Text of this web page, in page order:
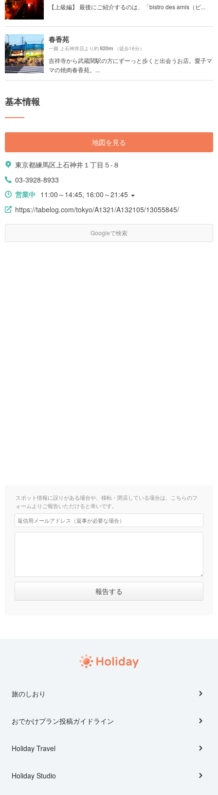
【上級編】 最後にご紹介するのは、「bistro des amis（ビ...
春香苑
一圓 上石神井店より約920m （徒歩16分）
吉祥寺から武蔵関駅の方にずーっと歩くと出会うお店。愛子マ
マの焼肉春香苑。...
基本情報
地図を見る
東京都練馬区上石神井１丁目５-８
03-3928-8933
営業中 11:00～14:45, 16:00～21:45
https://tabelog.com/tokyo/A1321/A132105/13055845/
Googleで検索
スポット情報に誤りがある場合や、移転・閉店している場合は、こちらのフ
ォームよりご報告いただけると幸いです。
旅のしおり
おでかけプラン投稿ガイドライン
Holiday Travel
Holiday Studio